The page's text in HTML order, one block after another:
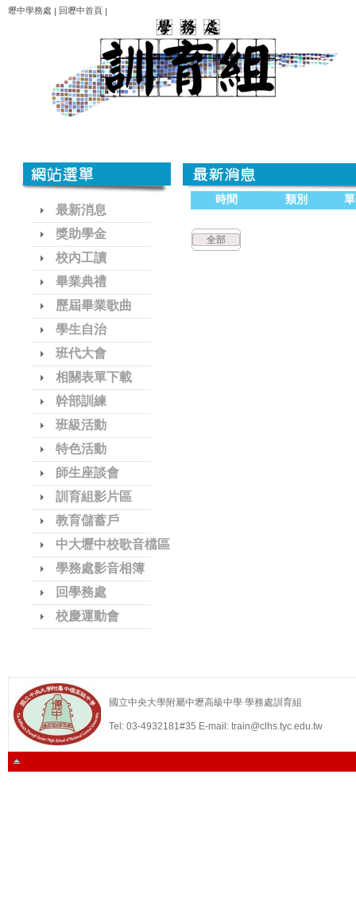
壢中學務處 | 回壢中首頁 |
最新消息
獎助學金
校內工讀
畢業典禮
歷屆畢業歌曲
學生自治
班代大會
相關表單下載
幹部訓練
班級活動
特色活動
師生座談會
訓育組影片區
教育儲蓄戶
中大壢中校歌音檔區
學務處影音相簿
回學務處
校慶運動會
時間 類別
全部
國立中央大學附屬中壢高級中學 學務處訓育組
Tel: 03-4932181#35 E-mail: train@clhs.tyc.edu.tw